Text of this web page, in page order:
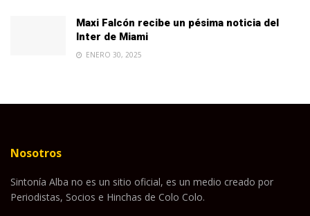
Maxi Falcón recibe un pésima noticia del
Inter de Miami
ENERO 30, 2025
Nosotros
Sintonía Alba no es un sitio oficial, es un medio creado por
Periodistas, Socios e Hinchas de Colo Colo.